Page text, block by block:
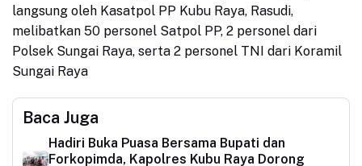
langsung oleh Kasatpol PP Kubu Raya, Rasudi,
melibatkan 50 personel Satpol PP, 2 personel dari
Polsek Sungai Raya, serta 2 personel TNI dari Koramil
Sungai Raya
Baca Juga
Hadiri Buka Puasa Bersama Bupati dan
Forkopimda, Kapolres Kubu Raya Dorong